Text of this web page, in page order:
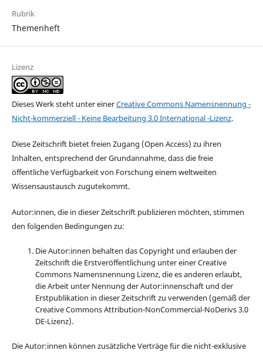
Rubrik
Themenheft
Lizenz
Dieses Werk steht unter einerCreative Commons Namensnennung -
Nicht-kommerziell - Keine Bearbeitung 3.0 International -Lizenz.
Diese Zeitschrift bietet freien Zugang (Open Access) zu ihren
Inhalten, entsprechend der Grundannahme, dass die freie
öffentliche Verfügbarkeit von Forschung einem weltweiten
Wissensaustausch zugutekommt.
Autor:innen, die in dieser Zeitschrift publizieren möchten, stimmen
den folgenden Bedingungen zu:
Die Autor:innen behalten das Copyright und erlauben der
Zeitschrift die Erstveröffentlichung unter einer Creative
Commons Namensnennung Lizenz, die es anderen erlaubt,
die Arbeit unter Nennung der Autor:innenschaft und der
Erstpublikation in dieser Zeitschrift zu verwenden (gemäß der
Creative Commons Attribution-NonCommercial-NoDerivs 3.0
DE-Lizenz).
Die Autor:innen können zusätzliche Verträge für die nicht-exklusive